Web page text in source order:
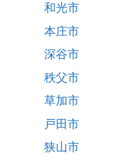
和光市
本庄市
深谷市
秩父市
草加市
戸田市
狭山市